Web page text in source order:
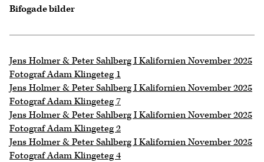
Bifogade bilder
Jens Holmer & Peter Sahlberg I Kalifornien November 2025
Fotograf Adam Klingeteg 1
Jens Holmer & Peter Sahlberg I Kalifornien November 2025
Fotograf Adam Klingeteg 7
Jens Holmer & Peter Sahlberg I Kalifornien November 2025
Fotograf Adam Klingeteg 2
Jens Holmer & Peter Sahlberg I Kalifornien November 2025
Fotograf Adam Klingeteg 4